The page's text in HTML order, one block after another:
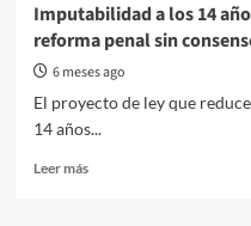
menores”
Imputabilidad a los 14
reforma penal sin
6 meses ago
El proyecto de ley que
14 años...
Leer másRead